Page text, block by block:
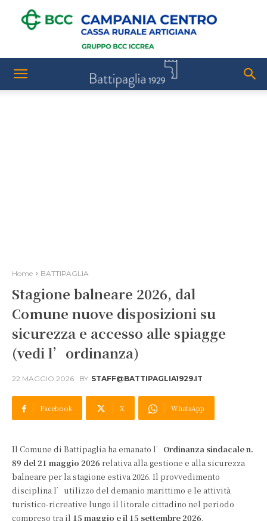
Home BATTIPAGLIA
Stagione balneare 2026, dal
Comune nuove disposizioni su
sicurezza e accesso alle spiagge
(vedi l’ordinanza)
22 MAGGIO 2026 BY STAFF@BATTIPAGLIA1929.IT
Facebook X WhatsApp
Il Comune di Battipaglia ha emanato l’ Ordinanza sindacale n.
89 del 21 maggio 2026 relativa alla gestione e alla sicurezza
balneare per la stagione estiva 2026. Il provvedimento
disciplina l’utilizzo del demanio marittimo e le attività
turistico-ricreative lungo il litorale cittadino nel periodo
compreso tra il 15 maggio e il 15 settembre 2026.